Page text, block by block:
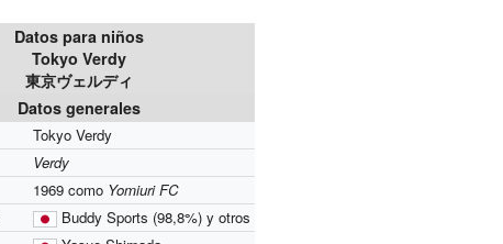
Datos para niños
Tokyo Verdy
東京ヴェルディ
Datos generales
Tokyo Verdy
Verdy
1969 como Yomiuri FC
Buddy Sports (98,8%) y otros